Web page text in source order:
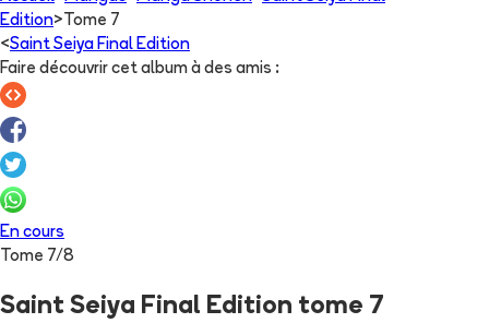
Edition> Tome 7
<Saint Seiya Final Edition
Faire découvrir cet album à des amis :
En cours
Tome 7/8
Saint Seiya Final Edition tome 7